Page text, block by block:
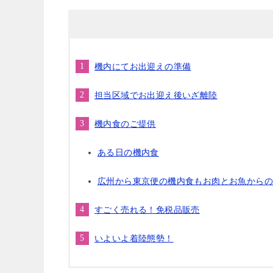
機内にてお出迎えの準備
担当区域でお出迎え後いざ離陸
機内食のご提供
ある日の機内食
広州から東京便の機内食もお肉とお魚から
すごく売れる！免税品販売
いよいよ着陸態勢！